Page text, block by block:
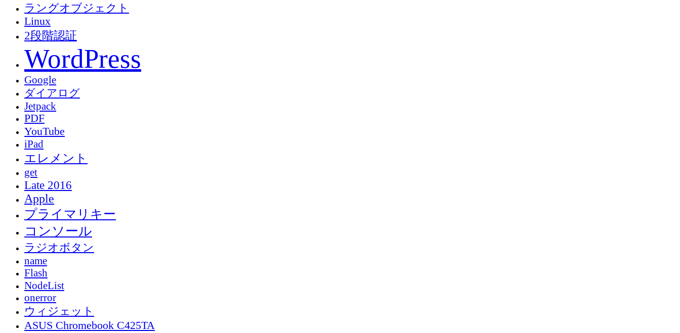
ラングオブジェクト
Linux
2段階認証
WordPress
Google
ダイアログ
Jetpack
PDF
YouTube
iPad
エレメント
get
Late 2016
Apple
プライマリキー
コンソール
ラジオボタン
name
Flash
NodeList
onerror
ウィジェット
ASUS Chromebook C425TA